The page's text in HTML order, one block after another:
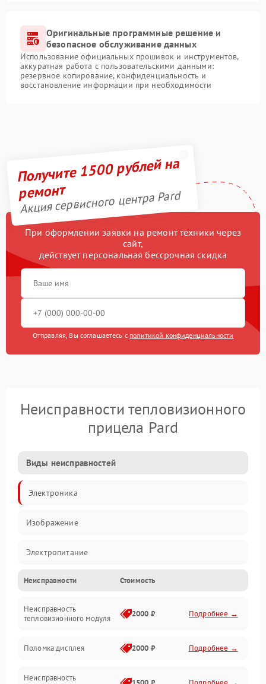
Оригинальные программные решение и
безопасное обслуживание данных
Использование официальных прошивок и инструментов,
аккуратная работа с пользовательскими данными:
резервное копирование, конфиденциальность и
восстановление информации при необходимости
Получите 1500 рублей на
ремонт
Акция сервисного центра Pard
При оформлении заявки на ремонт техники через
сайт,
действует персональная бессрочная скидка
Отправляя, Вы соглашаетесь с политикой конфиденциальности
Неисправности тепловизионного
прицела Pard
Виды неисправностей
Электроника
Изображение
Электропитание
Измерения
Матрица
Неисправности Стоимость
Неисправность
тепловизионного модуля
2000 ₽ Подробнее →
Поломка дисплея 2000 ₽ Подробнее →
Неисправность